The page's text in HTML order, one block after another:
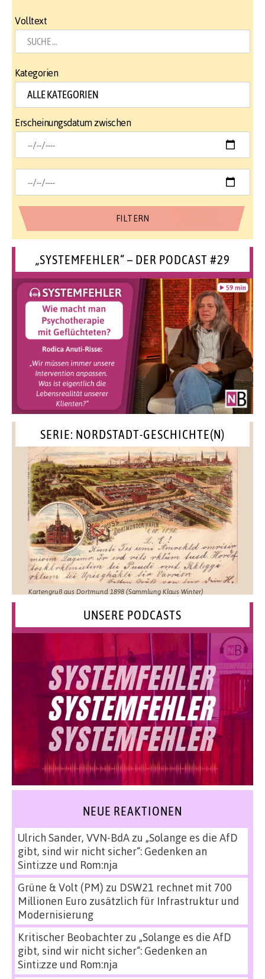
Volltext
Kategorien
Erscheinungsdatum zwischen
„SYSTEMFEHLER“ – DER PODCAST #29
SERIE: NORDSTADT-GESCHICHTE(N)
Kartengruß aus Dortmund 1898 (Sammlung Klaus Winter)
UNSERE PODCASTS
NEUE REAKTIONEN
Ulrich Sander, VVN-BdAzu „Solange es die AfD
gibt, sind wir nicht sicher“: Gedenken an
Sinti:zze und Rom:nja
Grüne & Volt (PM) zu DSW21 rechnet mit 700
Millionen Euro zusätzlich für Infrastruktur und
Modernisierung
Kritischer Beobachterzu „Solange es die AfD
gibt, sind wir nicht sicher“: Gedenken an
Sinti:zze und Rom:nja